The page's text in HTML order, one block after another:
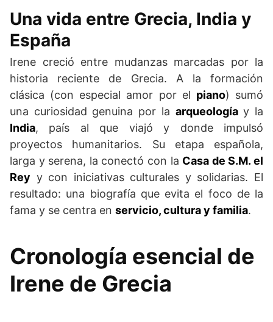
Una vida entre Grecia, India y
España
Irene creció entre mudanzas marcadas por la
historia reciente de Grecia. A la formación
clásica (con especial amor por el piano) sumó
una curiosidad genuina por la arqueologíay la
India, país al que viajó y donde impulsó
proyectos humanitarios. Su etapa española,
larga y serena, la conectó con la Casa de S.M. el
Rey y con iniciativas culturales y solidarias. El
resultado: una biografía que evita el foco de la
fama y se centra en servicio, cultura y familia.
Cronología esencial de
Irene de Grecia